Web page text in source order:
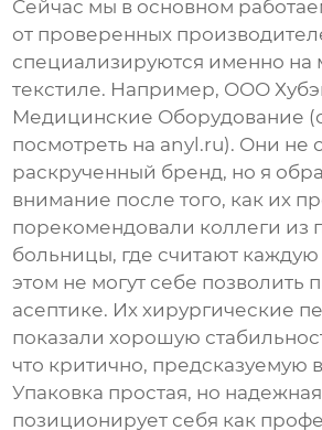
Сейчас мы в основном
от проверенных
специализируются именно
текстиле. Например, ООО
Медицинские Оборудование
посмотреть на anyl.ru). Они не
раскрученный бренд, но я
внимание после того, как их
порекомендовали коллеги из
больницы, где считают каждую
этом не могут себе позволить
асептике. Иххирургические
показали хорошую
что критично, предсказуемую
Упаковка простая, но
позиционирует себя как